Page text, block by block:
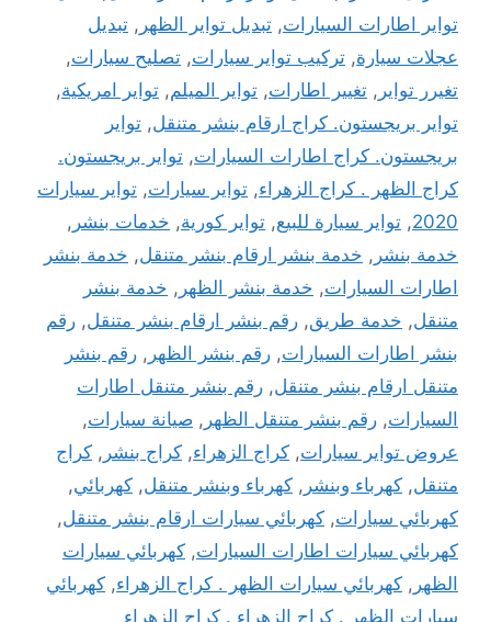
تواير اطارات السيارات, تبديل تواير الظهر , تبديل
عجلات سيارة, تركيب تواير سيارات, تصليح سيارات,
تغيرر تواير , تغيير اطارات, تواير الميلم, تواير امريكية,
تواير بريجستون. كراج ارقام بنشر متنقل, تواير
بريجستون. كراج اطارات السيارات, تواير بريجستون.
كراج الظهر . كراج الزهراء, تواير سيارات, تواير سيارات
2020
, تواير سيارة للبيع, تواير كورية, خدمات بنشر ,
خدمة بنشر , خدمة بنشر ارقام بنشر متنقل, خدمة بنشر
اطارات السيارات, خدمة بنشر الظهر , خدمة بنشر
متنقل, خدمة طريق, رقم بنشر ارقام بنشر متنقل, رقم
بنشر اطارات السيارات, رقم بنشر الظهر , رقم بنشر
متنقل ارقام بنشر متنقل, رقم بنشر متنقل اطارات
السيارات, رقم بنشر متنقل الظهر , صيانة سيارات,
عروض تواير سيارات, كراج الزهراء, كراج بنشر , كراج
متنقل, كهرباء وبنشر , كهرباء وبنشر متنقل, كهربائي,
كهربائي سيارات, كهربائي سيارات ارقام بنشر متنقل,
كهربائي سيارات اطارات السيارات, كهربائي سيارات
الظهر , كهربائي سيارات الظهر . كراج الزهراء, كهربائي
سيارات الظهر . كراج الزهراء . كراج الزهراء